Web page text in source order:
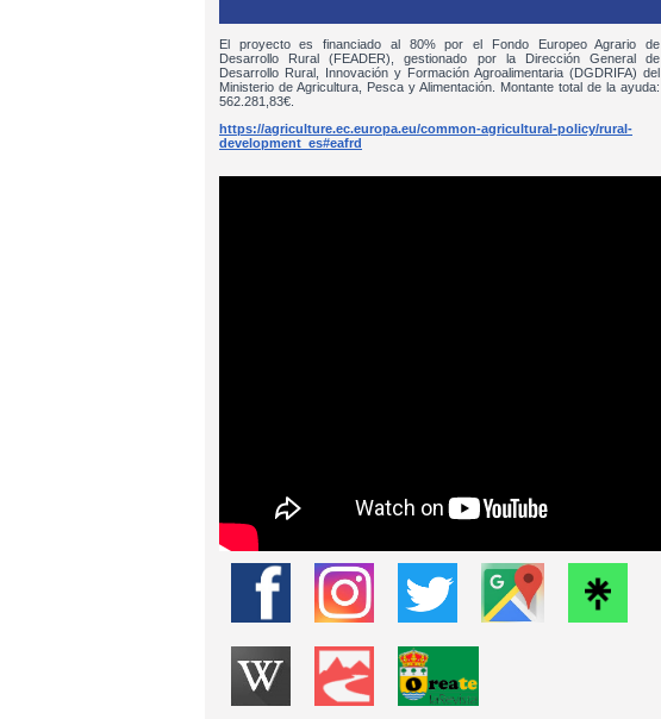
El proyecto es financiado al 80% por el Fondo Europeo Agrario de
Desarrollo Rural (FEADER), gestionado por la Dirección General de
Desarrollo Rural, Innovación y Formación Agroalimentaria (DGDRIFA) del
Ministerio de Agricultura, Pesca y Alimentación. Montante total de la ayuda:
562.281,83€.
https://agriculture.ec.europa.eu/common-agricultural-policy/rural-
development_es#eafrd